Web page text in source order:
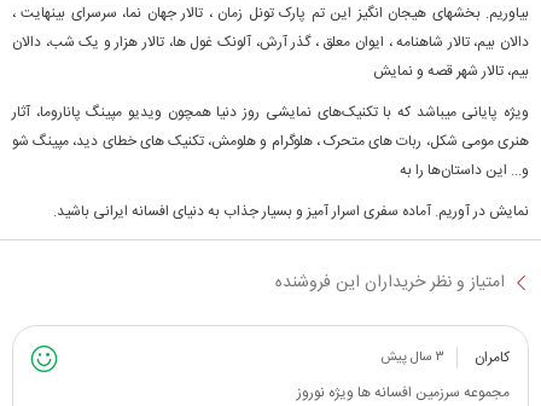
بیاوریم. بخشهای هیجان انگیز این تم پارک تونل زمان ، تالار جهان نما، سرسرای بینهایت ،
دالان بیم، تالار شاهنامه ، ایوان معلق ، گذر آرش، آلونک غول ها، تالار هزار و یک شب، دالان
بیم، تالار شهر قصه و نمایش
ویژه پایانی میباشد که با تکنیک‌های نمایشی روز دنیا همچون ویدیو مپینگ پاناروما، آثار
هنری مومی شکل، ربات های متحرک ، هلوگرام و هلومش، تکنیک های خطای دید، مپینگ شو
و... این داستان‌ها را به
نمایش در آوریم. آماده سفری اسرار آمیز و بسیار جذاب به دنیای افسانه ایرانی باشید.
امتیاز و نظر خریداران این فروشنده
کامران ۳ سال پیش
مجموعه سرزمین افسانه ها ویژه نوروز